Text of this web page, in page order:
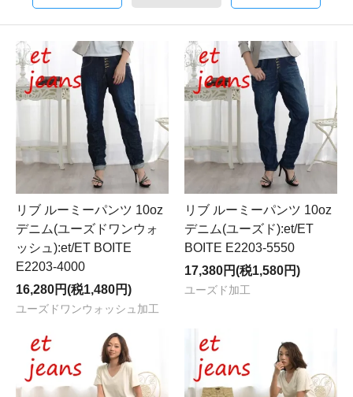
リブ ルーミーパンツ 10oz
デニム(ユーズドワンウォ
ッシュ):et/ET BOITE
E2203-4000
16,280円(税1,480円)
ユーズドワンウォッシュ加工
リブ ルーミーパンツ 10oz
デニム(ユーズド):et/ET
BOITE E2203-5550
17,380円(税1,580円)
ユーズド加工